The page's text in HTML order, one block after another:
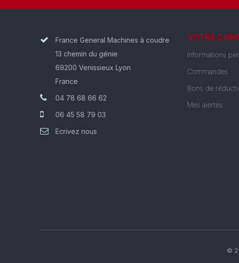
France General Machines à coudre
13 chemin du génie
69200 Venissieux Lyon
France
04 78 68 66 62
06 45 58 79 03
Ecrivez nous
VOTRE
Informations
Commandes
Bons de
Mes alertes
©